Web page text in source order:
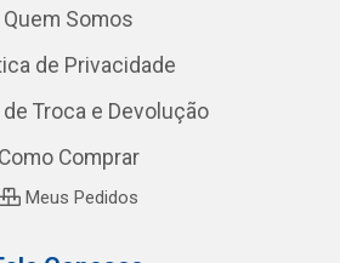
Quem Somos
de Privacidade
Troca e Devolução
Como Comprar
Meus Pedidos